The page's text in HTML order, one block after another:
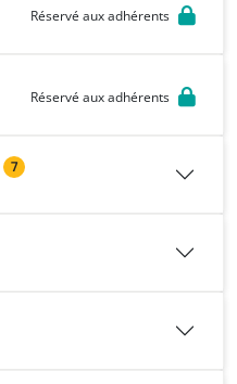
Réservé aux adhérents
Réservé aux adhérents
7